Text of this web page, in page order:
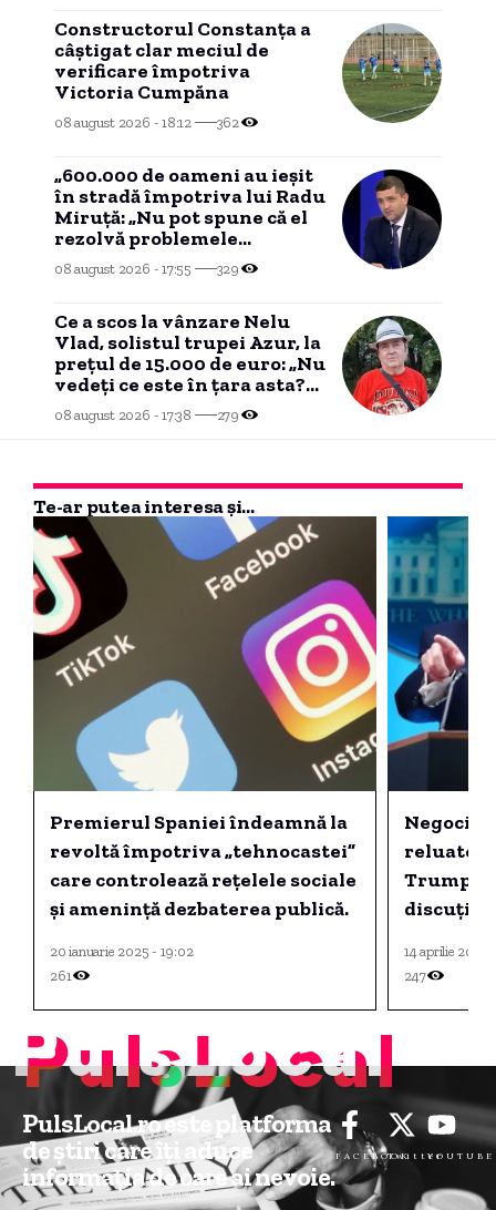
Constructorul Constanța a
câștigat clar meciul de
verificare împotriva
Victoria Cumpăna
08 august 2026 - 18:12 362
„600.000 de oameni au ieșit
în stradă împotriva lui Radu
Miruță: „Nu pot spune că el
rezolvă problemele
românilor””
08 august 2026 - 17:55 329
Ce a scos la vânzare Nelu
Vlad, solistul trupei Azur, la
prețul de 15.000 de euro: „Nu
vedeți ce este în țara asta?
Nu mai am timp”
08 august 2026 - 17:38 279
Te-ar putea interesa și...
Premierul Spaniei îndeamnă la
revoltă împotriva „tehnocastei”
care controlează rețelele sociale
și amenință dezbaterea publică.
20 ianuarie 2025 - 19:02
261
reluate
Trump.
14 aprilie 2026
247
PulsLocal
PulsLocal.ro este platforma
de știri care îți aduce
informația de care ai nevoie.
FACEBOOKTwitterYOUTUBE